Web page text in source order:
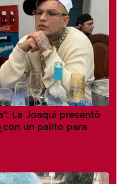
La Joaqui presentó
un palito para